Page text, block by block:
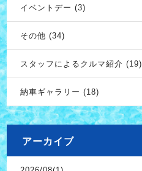
イベントデー (3)
その他 (34)
スタッフによるクルマ紹介 (19)
納車ギャラリー (18)
アーカイブ